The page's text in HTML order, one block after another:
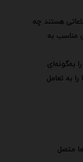
هستند چه
مناسب به
به‌گونه‌ای
را به تعامل
متصل